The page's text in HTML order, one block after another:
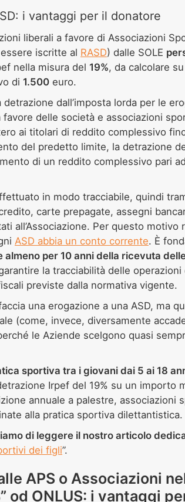
i vantaggi per il donatore
liberali a favore di Associazioni
iscritte al RASD) dalle SOLE
nella misura del 19%, da calcolare
di 1.500 euro.
detrazione dall’imposta lorda per le
delle società e associazioni
ai titolari di reddito complessivo
del predetto limite, la detrazione
di un reddito complessivo pari
in modo tracciabile, quindi
carte prepagate, assegni
all’Associazione. Per questo motivo
ASD abbia un conto corrente. È
almeno per 10 anni della ricevuta
la tracciabilità delle
previste dalla normativa vigente.
una erogazione a una ASD, ma
(come, invece, diversamente
le Aziende scelgono quasi
sportiva tra i giovani dai 5 ai 18
Irpef del 19% su un importo
annuale a palestre, associazioni
alla pratica sportiva dilettantistica.
di leggere il nostro articolo
dei figli”.
APS o Associazioni
od ONLUS: i vantaggi